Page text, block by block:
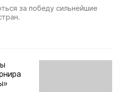
за победу сильнейшие